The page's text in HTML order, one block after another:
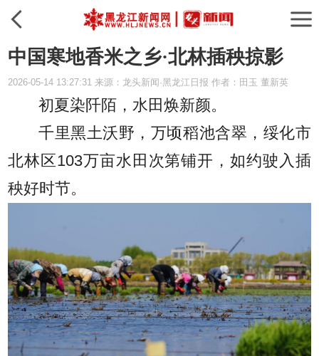
中国寒地香米之乡·北林插秧掠影
2026-05-14 13:27:31 来源：龙头新闻·黑龙江日报 作者：田玉 董新英
初夏染阡陌，水田焕新颜。
千里黑土沃野，万顷稻池含翠，绥化市
北林区103万亩水田次第铺开，如约驶入插
秧好时节。